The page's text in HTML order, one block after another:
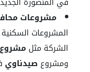
مشروعات
المشروعات
الشركة مثل
ومشروع صيدناوي